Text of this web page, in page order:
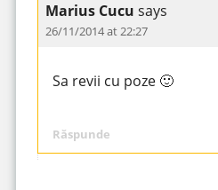
Marius Cucu says
26/11/2014 at 22:27
Sa revii cu poze 🙂
Răspunde